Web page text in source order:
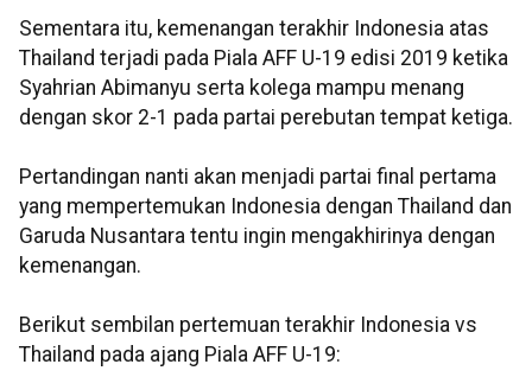
Sementara itu, kemenangan terakhir Indonesia atas
Thailand terjadi pada Piala AFF U-19 edisi 2019 ketika
Syahrian Abimanyu serta kolega mampu menang
dengan skor 2-1 pada partai perebutan tempat ketiga.
Pertandingan nanti akan menjadi partai final pertama
yang mempertemukan Indonesia dengan Thailand dan
Garuda Nusantara tentu ingin mengakhirinya dengan
kemenangan.
Berikut sembilan pertemuan terakhir Indonesia vs
Thailand pada ajang Piala AFF U-19: